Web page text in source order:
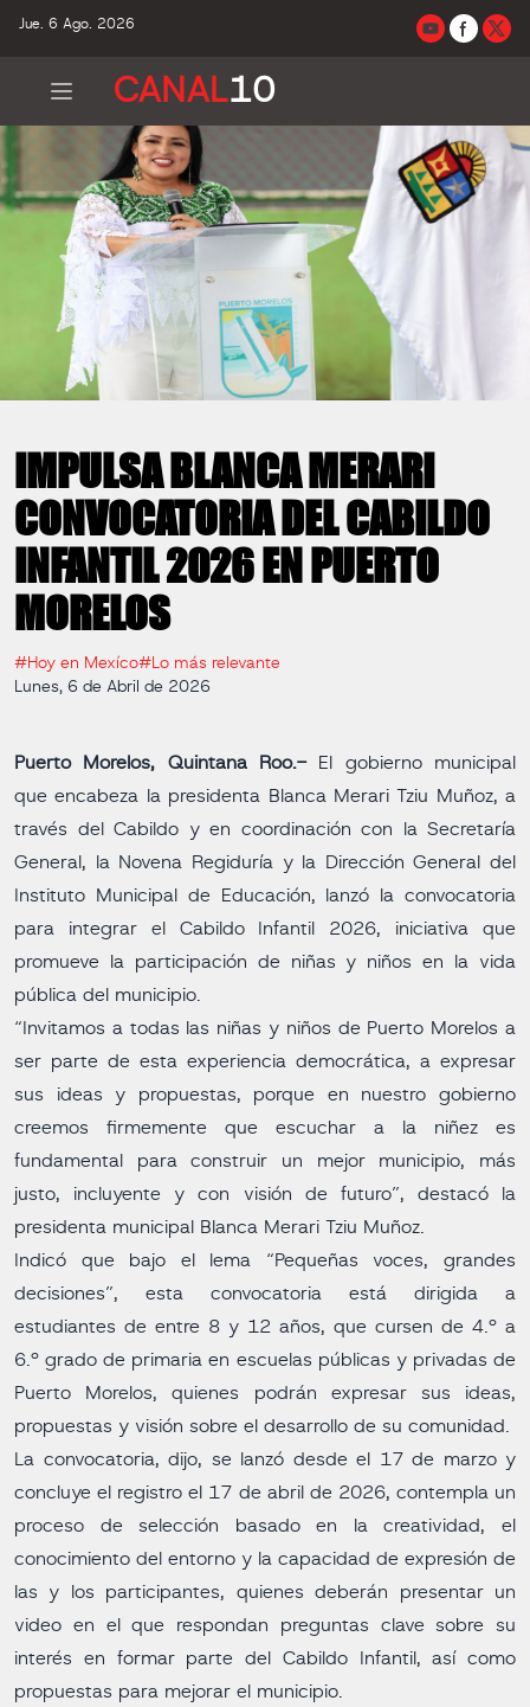
Jue. 6 Ago. 2026
CANAL10
IMPULSA BLANCA MERARI
CONVOCATORIA DEL CABILDO
INFANTIL 2026 EN PUERTO
MORELOS
#Hoy en Mexíco#Lo más relevante
Lunes, 6 de Abril de 2026
Puerto Morelos, Quintana Roo.-El gobierno municipal
que encabeza la presidenta Blanca Merari Tziu Muñoz, a
través del Cabildo y en coordinación con la Secretaría
General, la Novena Regiduría y la Dirección General del
Instituto Municipal de Educación, lanzó la convocatoria
para integrar el Cabildo Infantil 2026, iniciativa que
promueve la participación de niñas y niños en la vida
pública del municipio.
“Invitamos a todas las niñas y niños de Puerto Morelos a
ser parte de esta experiencia democrática, a expresar
sus ideas y propuestas, porque en nuestro gobierno
creemos firmemente que escuchar a la niñez es
fundamental para construir un mejor municipio, más
justo, incluyente y con visión de futuro”, destacó la
presidenta municipal Blanca Merari Tziu Muñoz.
Indicó que bajo el lema “Pequeñas voces, grandes
decisiones”, esta convocatoria está dirigida a
estudiantes de entre 8 y 12 años, que cursen de 4.º a
6.º grado de primaria en escuelas públicas y privadas de
Puerto Morelos, quienes podrán expresar sus ideas,
propuestas y visión sobre el desarrollo de su comunidad.
La convocatoria, dijo, se lanzó desde el 17 de marzo y
concluye el registro el 17 de abril de 2026, contempla un
proceso de selección basado en la creatividad, el
conocimiento del entorno y la capacidad de expresión de
las y los participantes, quienes deberán presentar un
video en el que respondan preguntas clave sobre su
interés en formar parte del Cabildo Infantil, así como
propuestas para mejorar el municipio.